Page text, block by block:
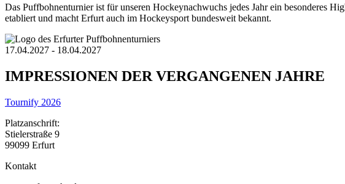
Das Puffbohnenturnier ist für unseren Hockeynachwuchs jedes Jahr ein besonderes
etabliert und macht Erfurt auch im Hockeysport bundesweit bekannt.
17.04.2027 - 18.04.2027
IMPRESSIONEN DER VERGANGENEN JAHRE
Tournify 2026
Platzanschrift:
Stielerstraße 9
99099 Erfurt
Kontakt